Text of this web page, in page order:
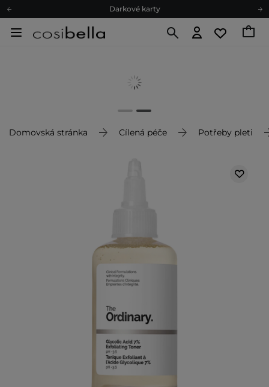
Darkové karty
Darkové karty
Domovská stránka Cílená péče Potřeby pleti